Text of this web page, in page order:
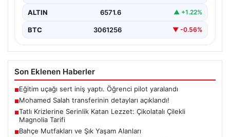
ALTIN 6571.6 ▲ +1.22%
BTC 3061256 ▼ -0.56%
Son Eklenen Haberler
■Eğitim uçağı sert iniş yaptı. Öğrenci pilot yaralandı
■Mohamed Salah transferinin detayları açıklandı!
■Tatlı Krizlerine Serinlik Katan Lezzet: Çikolatalı Çilekli
Magnolia Tarifi
■Bahçe Mutfakları ve Şık Yaşam Alanları